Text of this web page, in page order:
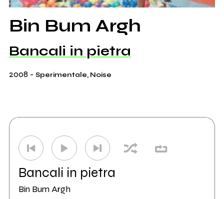
Bin Bum Argh
Bancali in pietra
2008 - Sperimentale, Noise
Bancali in pietra
Bin Bum Argh